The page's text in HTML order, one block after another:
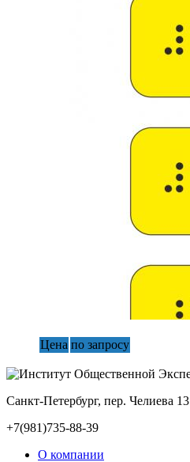
Цена по запросу
Санкт-Петербург, пер. Челиева 13
+7(981)735-88-39
О компании